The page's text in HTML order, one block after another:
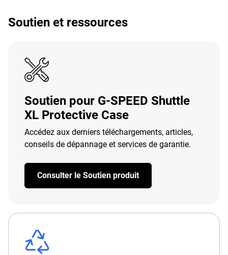
Soutien et ressources
Soutien pour G-SPEED Shuttle
XL Protective Case
Accédez aux derniers téléchargements, articles,
conseils de dépannage et services de garantie.
Consulter le Soutien produit